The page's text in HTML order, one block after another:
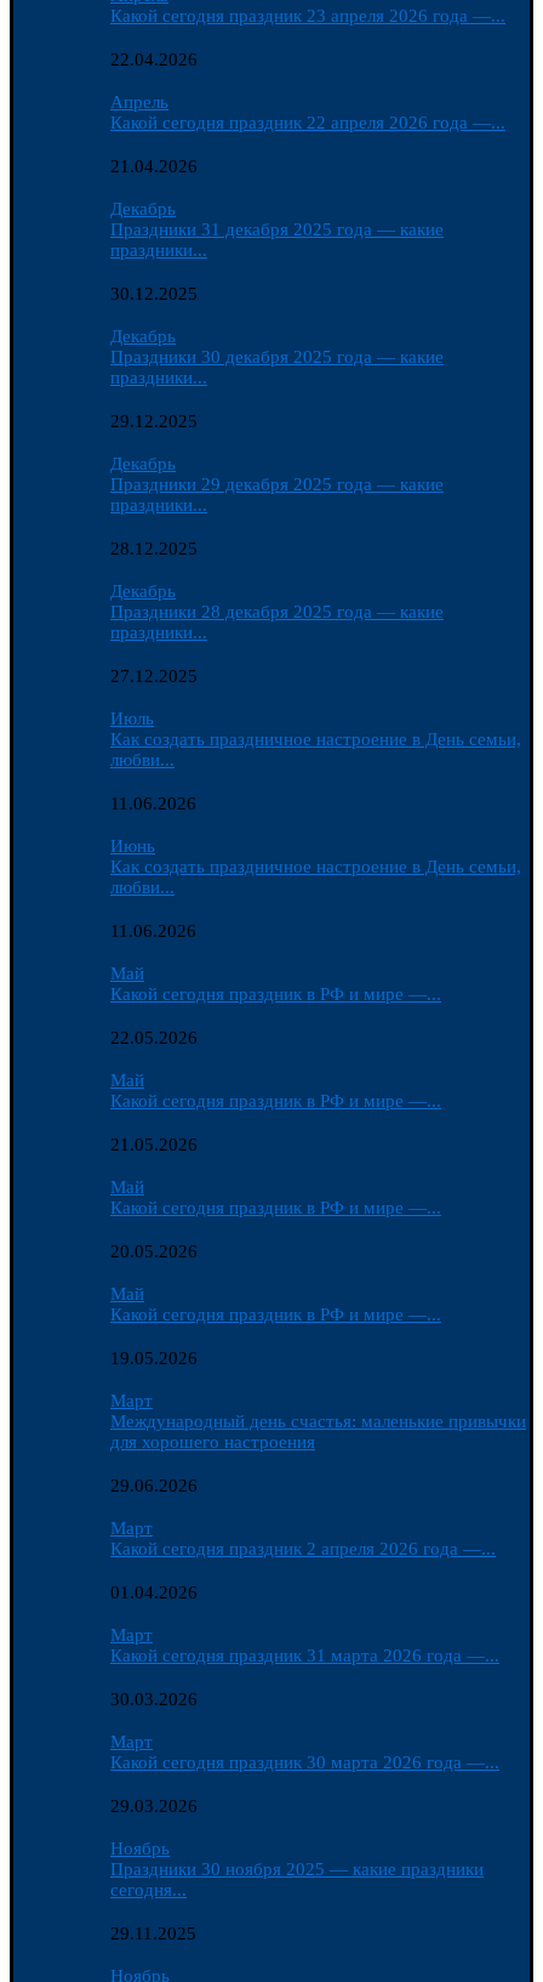
Какой сегодня праздник 23 апреля 2026 года —...
22.04.2026
Апрель
Какой сегодня праздник 22 апреля 2026 года —...
21.04.2026
Декабрь
Праздники 31 декабря 2025 года — какие
праздники...
30.12.2025
Декабрь
Праздники 30 декабря 2025 года — какие
праздники...
29.12.2025
Декабрь
Праздники 29 декабря 2025 года — какие
праздники...
28.12.2025
Декабрь
Праздники 28 декабря 2025 года — какие
праздники...
27.12.2025
Июль
Как создать праздничное настроение в День семьи,
любви...
11.06.2026
Июнь
Как создать праздничное настроение в День семьи,
любви...
11.06.2026
Май
Какой сегодня праздник в РФ и мире —...
22.05.2026
Май
Какой сегодня праздник в РФ и мире —...
21.05.2026
Май
Какой сегодня праздник в РФ и мире —...
20.05.2026
Май
Какой сегодня праздник в РФ и мире —...
19.05.2026
Март
Международный день счастья: маленькие привычки
для хорошего настроения
29.06.2026
Март
Какой сегодня праздник 2 апреля 2026 года —...
01.04.2026
Март
Какой сегодня праздник 31 марта 2026 года —...
30.03.2026
Март
Какой сегодня праздник 30 марта 2026 года —...
29.03.2026
Ноябрь
Праздники 30 ноября 2025 — какие праздники
сегодня...
29.11.2025
Ноябрь